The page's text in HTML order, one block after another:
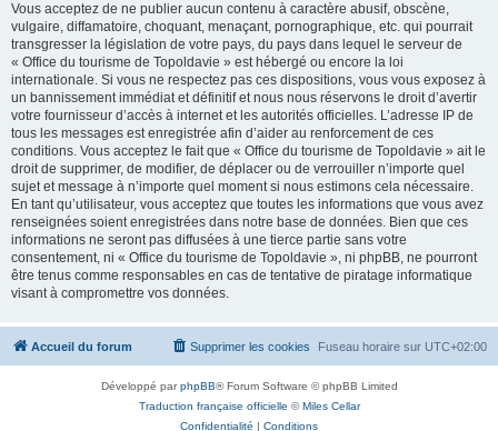
Vous acceptez de ne publier aucun contenu à caractère abusif, obscène,
vulgaire, diffamatoire, choquant, menaçant, pornographique, etc. qui pourrait
transgresser la législation de votre pays, du pays dans lequel le serveur de
« Office du tourisme de Topoldavie » est hébergé ou encore la loi
internationale. Si vous ne respectez pas ces dispositions, vous vous exposez à
un bannissement immédiat et définitif et nous nous réservons le droit d’avertir
votre fournisseur d’accès à internet et les autorités officielles. L’adresse IP de
tous les messages est enregistrée afin d’aider au renforcement de ces
conditions. Vous acceptez le fait que « Office du tourisme de Topoldavie » ait le
droit de supprimer, de modifier, de déplacer ou de verrouiller n’importe quel
sujet et message à n’importe quel moment si nous estimons cela nécessaire.
En tant qu’utilisateur, vous acceptez que toutes les informations que vous avez
renseignées soient enregistrées dans notre base de données. Bien que ces
informations ne seront pas diffusées à une tierce partie sans votre
consentement, ni « Office du tourisme de Topoldavie », ni phpBB, ne pourront
être tenus comme responsables en cas de tentative de piratage informatique
visant à compromettre vos données.
Accueil du forum Fuseau horaire sur UTC+02:00
Supprimer les cookies
Développé parphpBB® Forum Software © phpBB Limited
Traduction française officielle ©Miles Cellar
Confidentialité | Conditions